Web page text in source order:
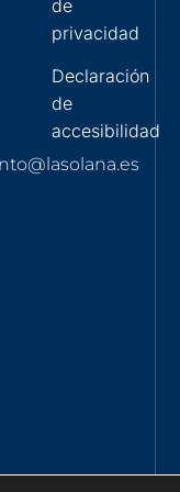
de
privacidad
Declaración
de
accesibilidad